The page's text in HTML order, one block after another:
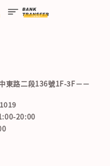
東路二段136號1F-3F－－
20:00